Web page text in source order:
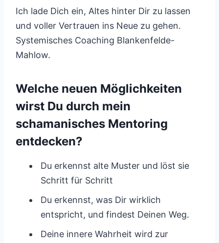
Ich lade Dich ein, Altes hinter Dir zu lassen
und voller Vertrauen ins Neue zu gehen.
Systemisches Coaching Blankenfelde-
Mahlow.
Welche neuen Möglichkeiten
wirst Du durch mein
schamanisches Mentoring
entdecken?
Du erkennst alte Muster und löst sie
Schritt für Schritt
Du erkennst, was Dir wirklich
entspricht, und findest Deinen Weg.
Deine innere Wahrheit wird zur